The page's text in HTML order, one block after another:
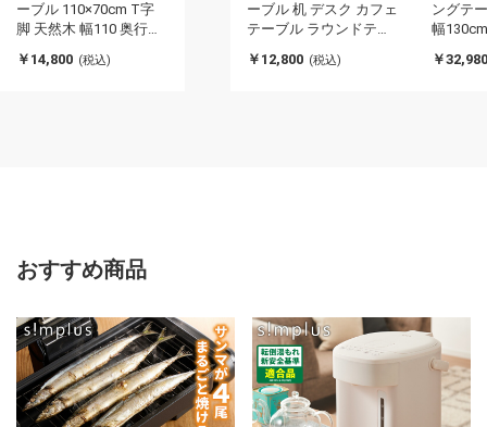
ーブル 110×70cm T字
脚 天然木 幅110 奥行き
ル 木製 リビング ダイニ
￥14,800 (税込)
ーブル 机 デスク カフェ
テーブル ラウンドテー
ブル 2人掛けテーブル 1
￥12,800 (税込)
ングテ
幅
ル 机
￥32,980
おすすめ商品